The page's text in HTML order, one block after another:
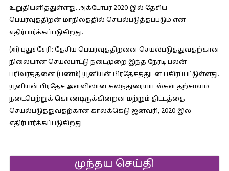
உறுதியளித்துள்ளது. அக்டோபர் 2020-இல் தேசிய
பெயர்வுத்திறன் மாநிலத்தில் செயல்படுத்தப்படும் என
எதிர்பார்க்கப்படுகிறது.
(xii) புதுச்சேரி: தேசிய பெயர்வுத்திறனை செயல்படுத்துவதற்கான
நிலையான செயல்பாட்டு நடைமுறை இந்த நேரடி பலன்
பரிவர்த்தனை (பணம்) யூனியன் பிரதேசத்துடன் பகிரப்பட்டுள்ளது.
யூனியன் பிரதேச அளவிலான கலந்துரையாடல்கள் தற்சமயம்
நடைபெற்றுக் கொண்டிருக்கின்றன மற்றும் திட்டத்தை
செயல்படுத்துவதற்கான காலக்கெடு ஜனவரி, 2020-இல்
எதிர்பார்க்கப்படுகிறது
முந்தய செய்தி